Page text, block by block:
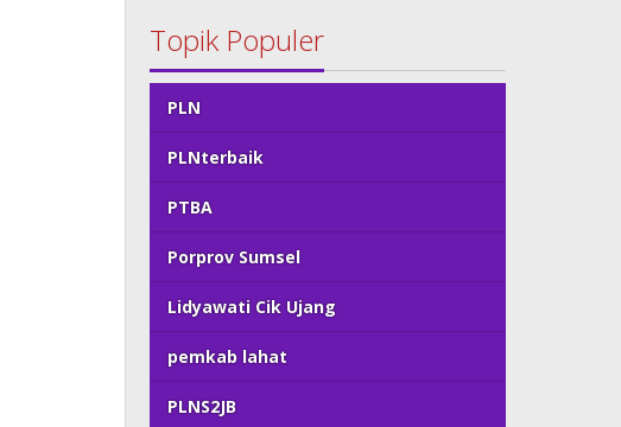
Topik Populer
PLN
PLNterbaik
PTBA
Porprov Sumsel
Lidyawati Cik Ujang
pemkab lahat
PLNS2JB